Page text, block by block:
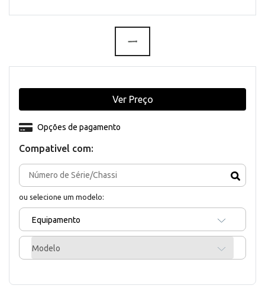
Compativel com:
ou selecione um modelo:
Equipamento
Modelo
Opções de pagamento
Ver Preço